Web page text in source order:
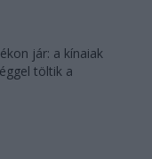
jár: a kínaiak
töltik a